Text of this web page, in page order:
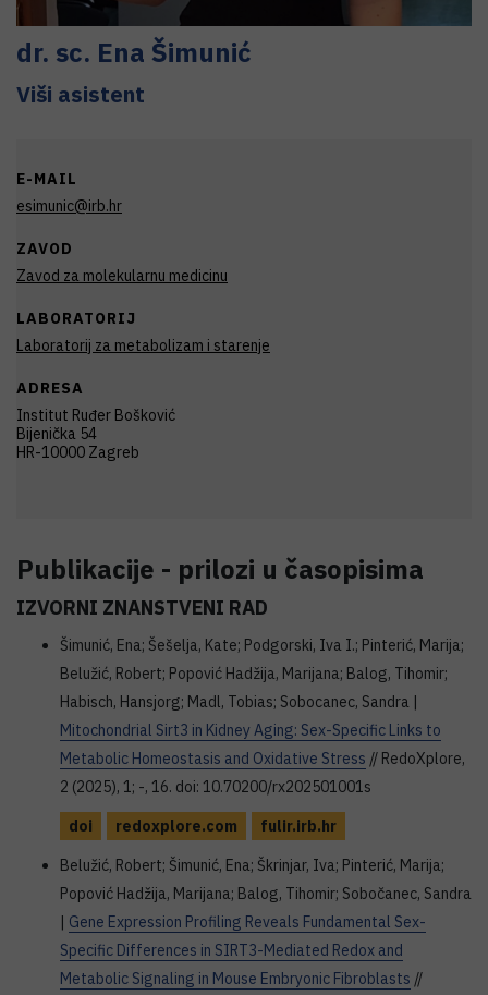
dr. sc. Ena Šimunić
Viši asistent
E-MAIL
esimunic@irb.hr
ZAVOD
Zavod za molekularnu medicinu
LABORATORIJ
Laboratorij za metabolizam i starenje
ADRESA
Institut Ruđer Bošković
Bijenička 54
HR-10000 Zagreb
Publikacije - prilozi u časopisima
IZVORNI ZNANSTVENI RAD
Šimunić, Ena; Šešelja, Kate; Podgorski, Iva I.; Pinterić, Marija;
Belužić, Robert; Popović Hadžija, Marijana; Balog, Tihomir;
Habisch, Hansjorg; Madl, Tobias; Sobocanec, Sandra |
Mitochondrial Sirt3 in Kidney Aging: Sex-Specific Links to
Metabolic Homeostasis and Oxidative Stress // RedoXplore,
2 (2025), 1; -, 16. doi: 10.70200/rx202501001s
doi
redoxplore.com
fulir.irb.hr
Belužić, Robert; Šimunić, Ena; Škrinjar, Iva; Pinterić, Marija;
Popović Hadžija, Marijana; Balog, Tihomir; Sobočanec, Sandra
| Gene Expression Profiling Reveals Fundamental Sex-
Specific Differences in SIRT3-Mediated Redox and
Metabolic Signaling in Mouse Embryonic Fibroblasts //